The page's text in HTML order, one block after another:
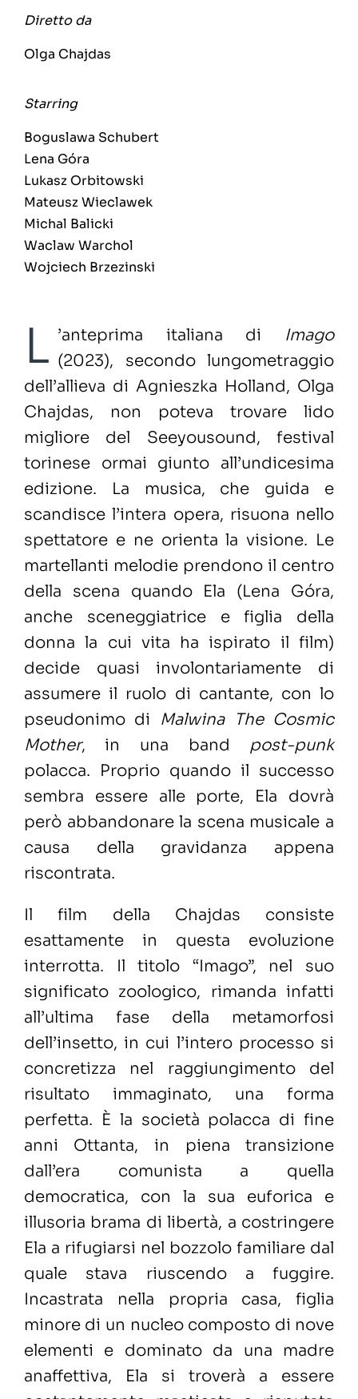
Diretto da
Olga Chajdas
Starring
Boguslawa Schubert
Lena Góra
Lukasz Orbitowski
Mateusz Wieclawek
Michal Balicki
Waclaw Warchol
Wojciech Brzezinski
L ’anteprima italiana di Imago
(2023), secondo lungometraggio
dell’allieva di Agnieszka Holland, Olga
Chajdas, non poteva trovare lido
migliore del Seeyousound, festival
torinese ormai giunto all’undicesima
edizione. La musica, che guida e
scandisce l’intera opera, risuona nello
spettatore e ne orienta la visione. Le
martellanti melodie prendono il centro
della scena quando Ela (Lena Góra,
anche sceneggiatrice e figlia della
donna la cui vita ha ispirato il film)
decide quasi involontariamente di
assumere il ruolo di cantante, con lo
pseudonimo di Malwina The Cosmic
Mother, in una band post-punk
polacca. Proprio quando il successo
sembra essere alle porte, Ela dovrà
però abbandonare la scena musicale a
causa della gravidanza appena
riscontrata.
Il film della Chajdas consiste
esattamente in questa evoluzione
interrotta. Il titolo “Imago”, nel suo
significato zoologico, rimanda infatti
all’ultima fase della metamorfosi
dell’insetto, in cui l’intero processo si
concretizza nel raggiungimento del
risultato immaginato, una forma
perfetta. È la società polacca di fine
anni Ottanta, in piena transizione
dall’era comunista a quella
democratica, con la sua euforica e
illusoria brama di libertà, a costringere
Ela a rifugiarsi nel bozzolo familiare dal
quale stava riuscendo a fuggire.
Incastrata nella propria casa, figlia
minore di un nucleo composto di nove
elementi e dominato da una madre
anaffettiva, Ela si troverà a essere